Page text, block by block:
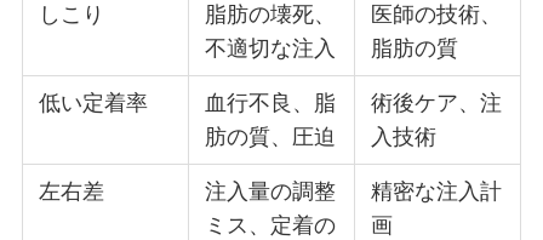
しこり
脂肪の壊死、
不適切な注入
医師の技術、
脂肪の質
低い定着率
血行不良、脂
肪の質、圧迫
術後ケア、注
入技術
左右差
注入量の調整
ミス、定着の
精密な注入計
画